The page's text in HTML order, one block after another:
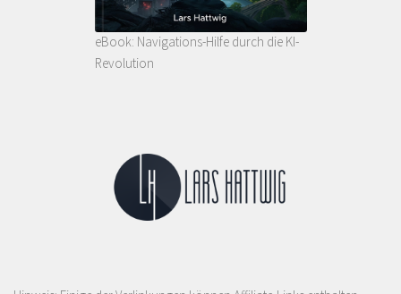
eBook: Navigations-Hilfe durch die KI-
Revolution